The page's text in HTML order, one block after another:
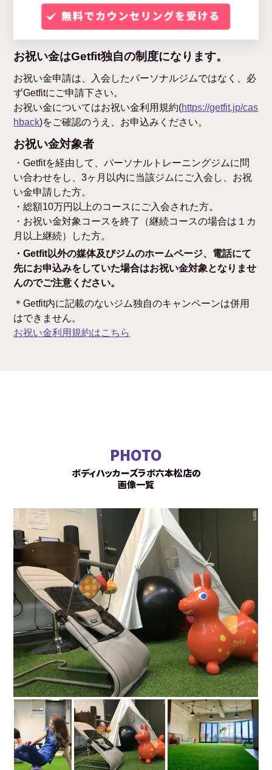
お祝い金はGetfit独自の制度になります。
お祝い金申請は、入会したパーソナルジムではなく、必
ずGetfitにご申請下さい。
お祝い金についてはお祝い金利用規約(https://getfit.jp/cas
hback)をご確認のうえ、お申込みください。
お祝い金対象者
・Getfitを経由して、パーソナルトレーニングジムに問
い合わせをし、3ヶ月以内に当該ジムにご入会し、お祝
い金申請した方。
・総額10万円以上のコースにご入会された方。
・お祝い金対象コースを終了（継続コースの場合は１カ
月以上継続）した方。
・Getfit以外の媒体及びジムのホームページ、電話にて
先にお申込みをしていた場合はお祝い金対象となりませ
んのでご注意ください。
＊Getfit内に記載のないジム独自のキャンペーンは併用
はできません。
お祝い金利用規約はこちら
PHOTO
ボディハッカーズラボ六本松店の
画像一覧